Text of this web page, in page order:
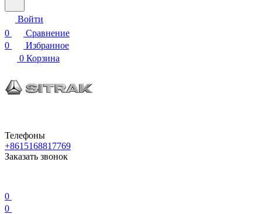
Войти
0
Сравнение
0
Избранное
0 Корзина
Телефоны
+8615168817769
Заказать звонок
0
0